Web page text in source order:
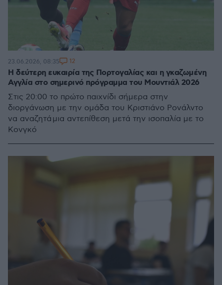
Η δεύτερη ευκαιρία της Πορτογαλίας και η γκαζωμένη
Αγγλία στο σημερινό πρόγραμμα του Μουντιάλ 2026
Στις 20:00 το πρώτο παιχνίδι σήμερα στην
διοργάνωση με την ομάδα του Κριστιάνο Ρονάλντο
να αναζητά μια αντεπίθεση μετά την ισοπαλία με το
Κονγκό
23.06.2026, 08:35 12